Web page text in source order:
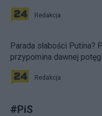
Redakcja
Parada słabości Putina?
przypomina dawnej
Redakcja
#PiS